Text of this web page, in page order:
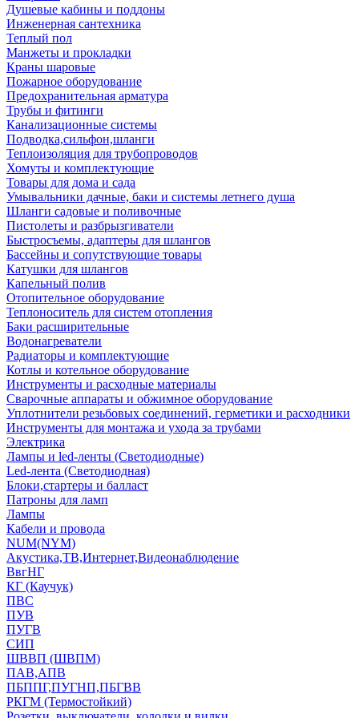
Душевые кабины и поддоны
Инженерная сантехника
Теплый пол
Манжеты и прокладки
Краны шаровые
Пожарное оборудование
Предохранительная арматура
Трубы и фитинги
Канализационные системы
Подводка,сильфон,шланги
Теплоизоляция для трубопроводов
Хомуты и комплектующие
Товары для дома и сада
Умывальники дачные, баки и системы летнего душа
Шланги садовые и поливочные
Пистолеты и разбрызгиватели
Быстросъемы, адаптеры для шлангов
Бассейны и сопутствующие товары
Катушки для шлангов
Капельный полив
Отопительное оборудование
Теплоноситель для систем отопления
Баки расширительные
Водонагреватели
Радиаторы и комплектующие
Котлы и котельное оборудование
Инструменты и расходные материалы
Сварочные аппараты и обжимное оборудование
Уплотнители резьбовых соединений, герметики и расходники
Инструменты для монтажа и ухода за трубами
Электрика
Лампы и led-ленты (Светодиодные)
Led-лента (Светодиодная)
Блоки,стартеры и балласт
Патроны для ламп
Лампы
Кабели и провода
NUM(NYM)
Акустика,ТВ,Интернет,Видеонаблюдение
ВвгНГ
КГ (Каучук)
ПВС
ПУВ
ПУГВ
СИП
ШВВП (ШВПМ)
ПАВ,АПВ
ПБППГ,ПУГНП,ПБГВВ
РКГМ (Термостойкий)